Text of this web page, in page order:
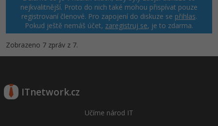
nejkvalitnější. Proto do nich také mohou přispívat pouze
registrovaní členové. Pro zapojení do diskuze se přihlas.
Pokud ještě nemáš účet, zaregistruj se, je to zdarma.
Zobrazeno 7 zpráv z 7.
ITnetwork.cz
Učíme národ IT